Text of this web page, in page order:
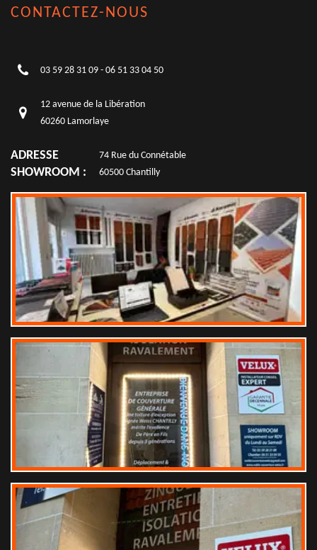
CONTACTEZ-NOUS
03 59 28 31 09 - 06 51 33 04 50
12 avenue de la Libération
60260 Lamorlaye
ADRESSE
SHOWROOM :
74 Rue du Connétable
60500 Chantilly